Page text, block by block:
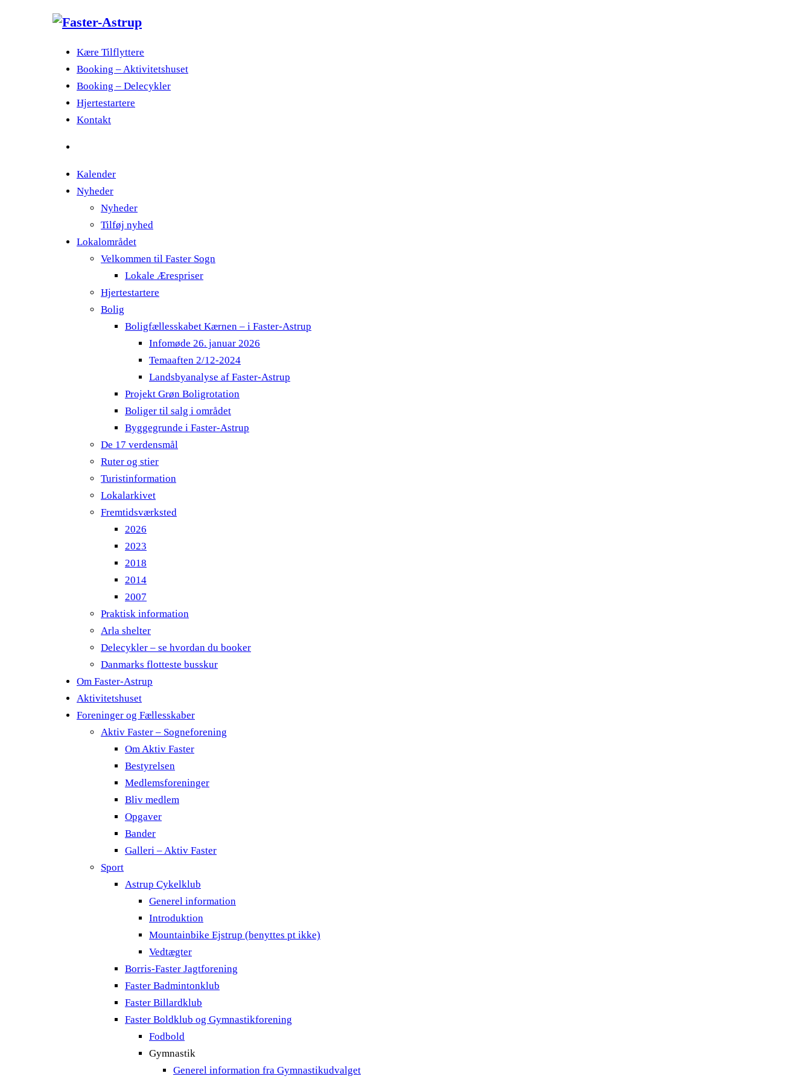
Kære Tilflyttere
Booking – Aktivitetshuset
Booking – Delecykler
Hjertestartere
Kontakt
Kalender
Nyheder
Nyheder
Tilføj nyhed
Lokalområdet
Velkommen til Faster Sogn
Lokale Ærespriser
Hjertestartere
Bolig
Boligfællesskabet Kærnen – i Faster-Astrup
Infomøde 26. januar 2026
Temaaften 2/12-2024
Landsbyanalyse af Faster-Astrup
Projekt Grøn Boligrotation
Boliger til salg i området
Byggegrunde i Faster-Astrup
De 17 verdensmål
Ruter og stier
Turistinformation
Lokalarkivet
Fremtidsværksted
2026
2023
2018
2014
2007
Praktisk information
Arla shelter
Delecykler – se hvordan du booker
Danmarks flotteste busskur
Om Faster-Astrup
Aktivitetshuset
Foreninger og Fællesskaber
Aktiv Faster – Sogneforening
Om Aktiv Faster
Bestyrelsen
Medlemsforeninger
Bliv medlem
Opgaver
Bander
Galleri – Aktiv Faster
Sport
Astrup Cykelklub
Generel information
Introduktion
Mountainbike Ejstrup (benyttes pt ikke)
Vedtægter
Borris-Faster Jagtforening
Faster Badmintonklub
Faster Billardklub
Faster Boldklub og Gymnastikforening
Fodbold
Gymnastik
Generel information fra Gymnastikudvalget